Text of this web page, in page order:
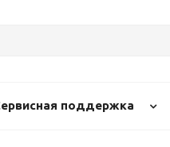
поддержка